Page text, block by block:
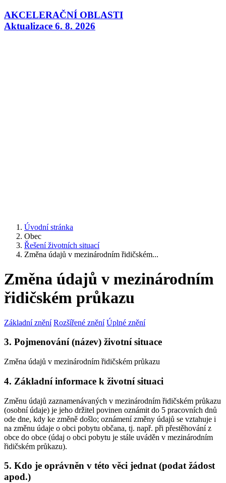
AKCELERAČNÍ OBLASTI
Aktualizace 6. 8. 2026
Úvodní stránka
Obec
Řešení životních situací
Změna údajů v mezinárodním řidičském...
Změna údajů v mezinárodním
řidičském průkazu
Základní znění Rozšířené znění Úplné znění
3. Pojmenování (název) životní situace
Změna údajů v mezinárodním řidičském průkazu
4. Základní informace k životní situaci
Změnu údajů zaznamenávaných v mezinárodním řidičském průkazu
(osobní údaje) je jeho držitel povinen oznámit do 5 pracovních dnů
ode dne, kdy ke změně došlo; oznámení změny údajů se vztahuje i
na změnu údaje o obci pobytu občana, tj. např. při přestěhování z
obce do obce (údaj o obci pobytu je stále uváděn v mezinárodním
řidičském průkazu).
5. Kdo je oprávněn v této věci jednat (podat žádost
apod.)